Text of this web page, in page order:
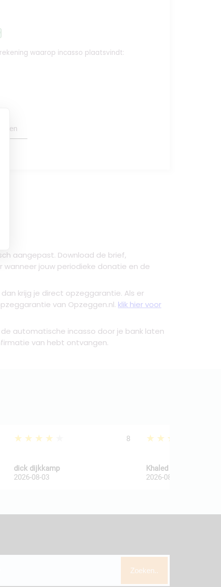
waarop incasso plaatsvindt:
aangepast. Download de brief,
jouw periodieke donatie en de
krijg je direct opzeggarantie. Als er
van Opzeggen.nl. klik hier voor
automatische incasso door je bank laten
van hebt ontvangen.
★★★★★ 8
dick dijkkamp
2026-08-03
★★★★★
Khaled Al Wakaa
2026-08-03
Zoeken..